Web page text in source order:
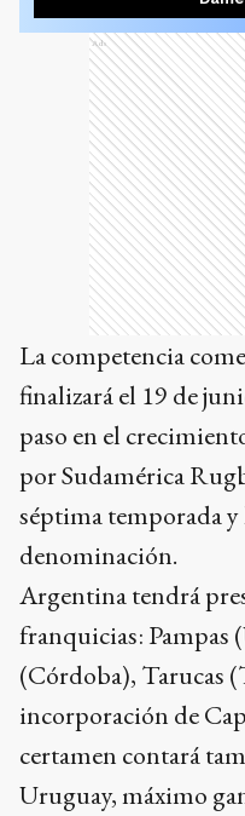
Ads
La competencia
finalizará el 19 de
paso en el
por Sudamérica
séptima temporada y
denominación.
Argentina tendrá
franquicias:
(Córdoba), Tarucas
incorporación de
certamen contará
Uruguay, máximo